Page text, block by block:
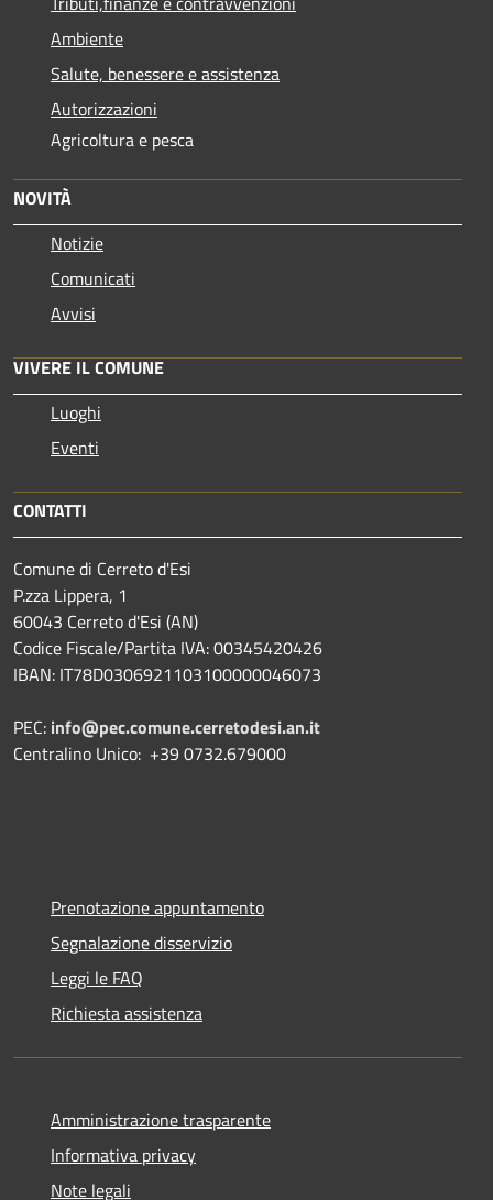
Ambiente
Salute, benessere e assistenza
Autorizzazioni
Agricoltura e pesca
NOVITÀ
Notizie
Comunicati
Avvisi
VIVERE IL COMUNE
Luoghi
Eventi
CONTATTI
Comune di Cerreto d'Esi
P.zza Lippera, 1
60043 Cerreto d'Esi (AN)
Codice Fiscale/Partita IVA: 00345420426
IBAN: IT78D0306921103100000046073
PEC: info@pec.comune.cerretodesi.an.it
Centralino Unico: +39 0732.679000
Prenotazione appuntamento
Segnalazione disservizio
Leggi le FAQ
Richiesta assistenza
Amministrazione trasparente
Informativa privacy
Note legali